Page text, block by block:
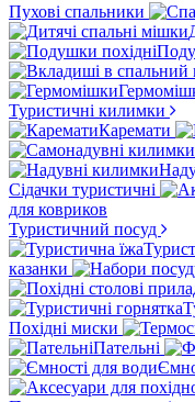
Пухові спальники
Туристичні килимки
Каремати
Сідачки туристичні
для ковриков
Туристичний посуд
казанки
Похідні миски
Пательні